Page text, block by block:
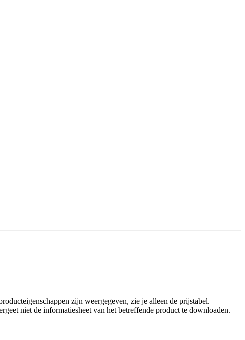
zijn weergegeven, zie je alleen de prijstabel.
niet de informatiesheet van het betreffende product te downloaden.